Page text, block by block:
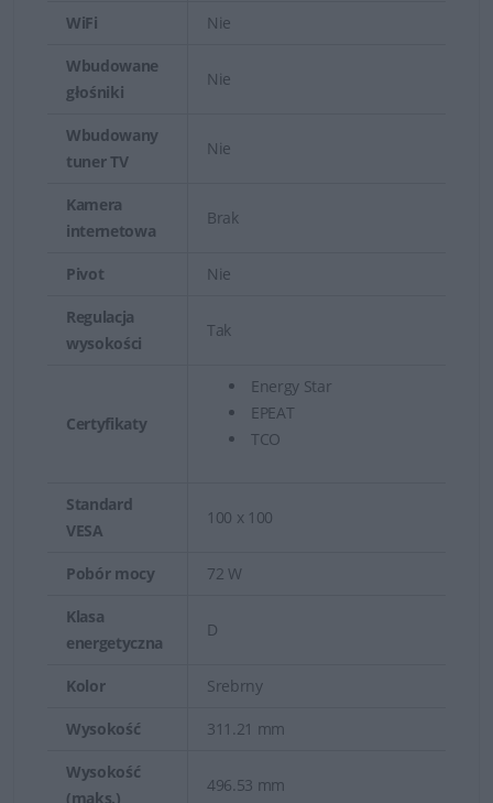
WiFi Nie
Wbudowane
głośniki
Nie
Wbudowany
tuner TV
Nie
Kamera
internetowa
Brak
Pivot Nie
Regulacja
wysokości
Tak
Certyfikaty
Energy Star
EPEAT
TCO
Standard
VESA
100 x 100
Pobór mocy 72 W
Klasa
energetyczna
D
Kolor Srebrny
Wysokość 311.21 mm
Wysokość
(maks.)
496.53 mm